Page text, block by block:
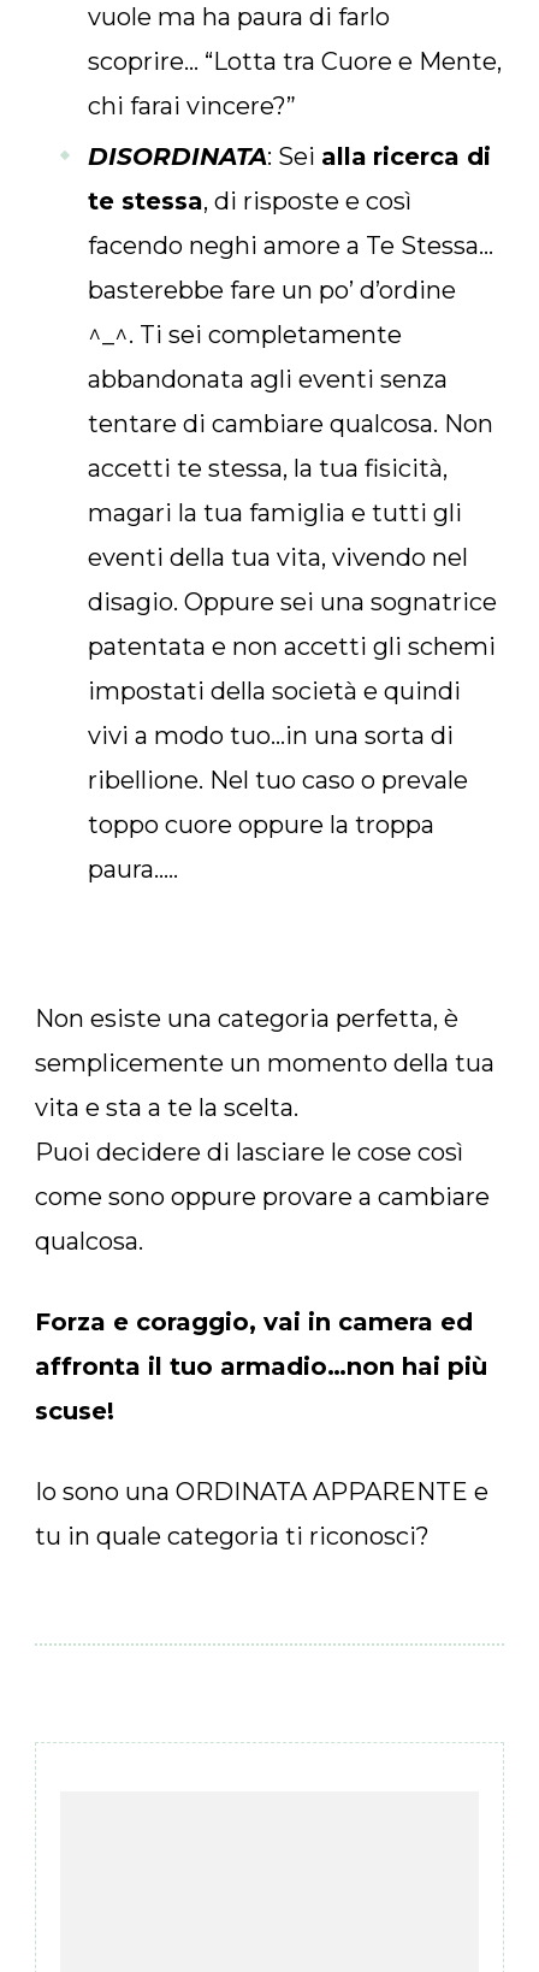
vuole ma ha paura di farlo
scoprire… “Lotta tra Cuore e Mente,
chi farai vincere?”
DISORDINATA: Sei alla ricerca di
te stessa, di risposte e così
facendo neghi amore a Te Stessa…
basterebbe fare un po’ d’ordine
^_^. Ti sei completamente
abbandonata agli eventi senza
tentare di cambiare qualcosa. Non
accetti te stessa, la tua fisicità,
magari la tua famiglia e tutti gli
eventi della tua vita, vivendo nel
disagio. Oppure sei una sognatrice
patentata e non accetti gli schemi
impostati della società e quindi
vivi a modo tuo…in una sorta di
ribellione. Nel tuo caso o prevale
toppo cuore oppure la troppa
paura…..
Non esiste una categoria perfetta, è
semplicemente un momento della tua
vita e sta a te la scelta.
Puoi decidere di lasciare le cose così
come sono oppure provare a cambiare
qualcosa.
Forza e coraggio, vai in camera ed
affronta il tuo armadio…non hai più
scuse!
Io sono una ORDINATA APPARENTE e
tu in quale categoria ti riconosci?